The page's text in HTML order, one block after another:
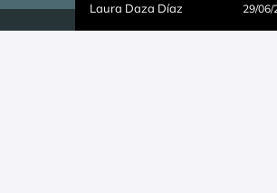
Laura Daza Díaz 29/06/